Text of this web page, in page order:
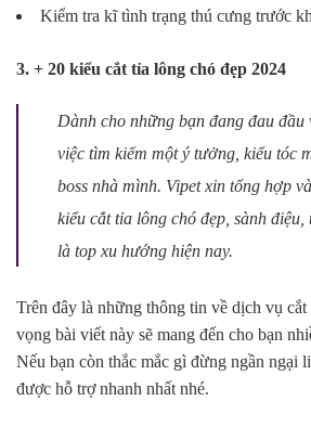
Kiểm tra kĩ tình trạng thú cưng trước
3. + 20 kiểu cắt tỉa lông chó đẹp 2024
Dành cho những bạn đang đau đầu
việc tìm kiếm một ý tưởng, kiểu tóc
boss nhà mình. Vipet xin tổng hợp
kiểu cắt tỉa lông chó đẹp, sành
là top xu hướng hiện nay.
Trên đây là những thông tin về dịch vụ
vọng bài viết này sẽ mang đến cho bạn
Nếu bạn còn thắc mắc gì đừng ngần ngại
được hỗ trợ nhanh nhất nhé.